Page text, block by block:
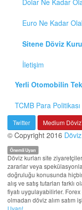
Euro Ne Kadar
Sitene Döviz
İletişim
Yerli Otomobilin
TCMB Para
Twitter Medium
© Copyright 2016
Önemli Uyarı
Döviz kurları site
zararlar veya
doğruluğu konusunda
alış ve satış tutarları farklı
fiyatı uygulayabilirler.
olmadan döviz alım satım
Uyarı!